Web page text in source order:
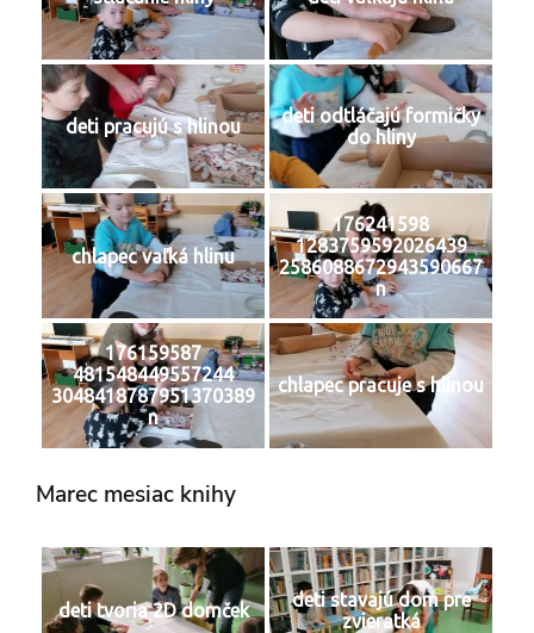
deti pracujú s hlinou
deti odtláčajú formičky
do hliny
chlapec vaľká hlinu
176241598
1283759592026439
2586088672943590667
n
176159587
481548449557244
3048418787951370389
n
chlapec pracuje s hlinou
Marec mesiac knihy
deti tvoria 2D domček
deti stavajú dom pre
zvieratká